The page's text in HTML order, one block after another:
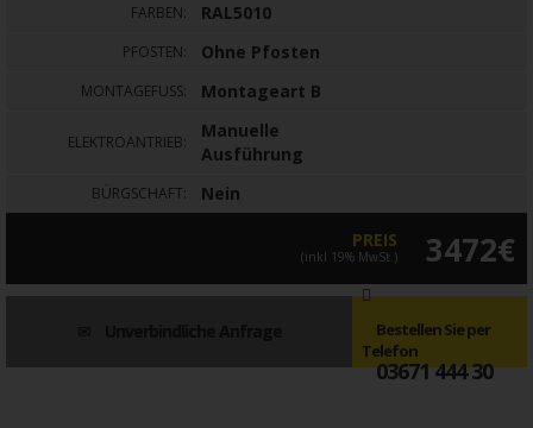
FARBEN: RAL5010
PFOSTEN: Ohne Pfosten
MONTAGEFUSS: Montageart B
ELEKTROANTRIEB:
Manuelle
Ausführung
BÜRGSCHAFT: Nein
PREIS
(inkl 19% MwSt.) 3472€
Bestellen Sie per
Telefon
03671 444 30